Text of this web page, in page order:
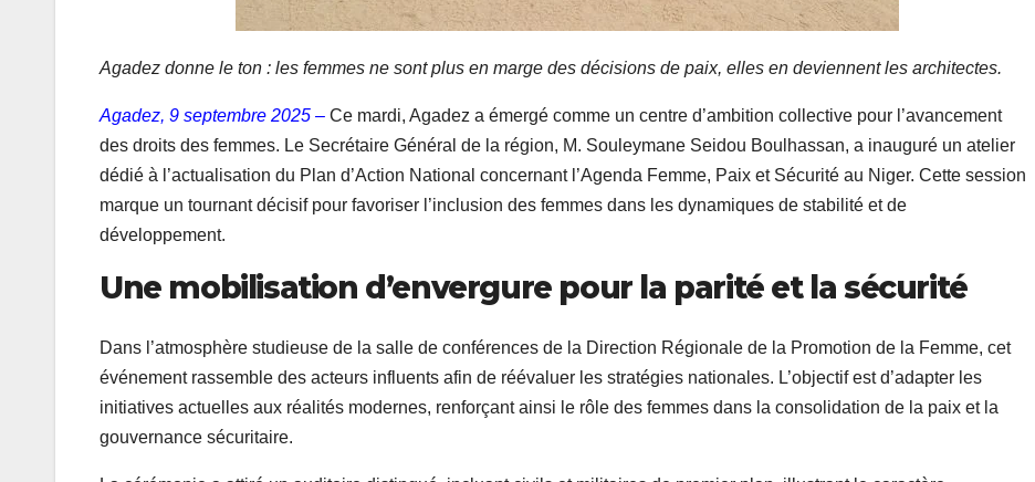
Agadez donne le ton : les femmes ne sont plus en marge des décisions de paix, elles en deviennent les architectes.
Agadez, 9 septembre 2025 – Ce mardi, Agadez a émergé comme un centre d’ambition collective pour l’avancement
des droits des femmes. Le Secrétaire Général de la région, M. Souleymane Seidou Boulhassan, a inauguré un atelier
dédié à l’actualisation du Plan d’Action National concernant l’Agenda Femme, Paix et Sécurité au Niger. Cette session
marque un tournant décisif pour favoriser l’inclusion des femmes dans les dynamiques de stabilité et de
développement.
Une mobilisation d’envergure pour la parité et la sécurité
Dans l’atmosphère studieuse de la salle de conférences de la Direction Régionale de la Promotion de la Femme, cet
événement rassemble des acteurs influents afin de réévaluer les stratégies nationales. L’objectif est d’adapter les
initiatives actuelles aux réalités modernes, renforçant ainsi le rôle des femmes dans la consolidation de la paix et la
gouvernance sécuritaire.